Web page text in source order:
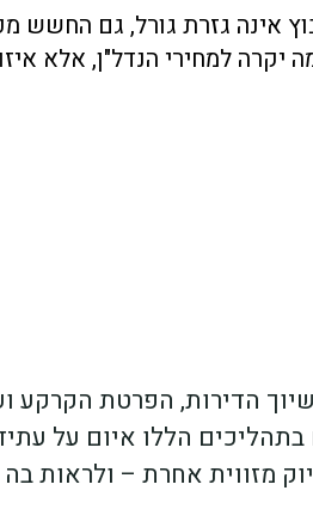
אינה גזרת גורל, גם החשש
למחירי הנדל"ן, אלא
הדירות, הפרטת הקרקע
בתהליכים הללו איום על
מזווית אחרת – ולראות